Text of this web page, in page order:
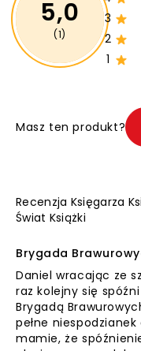
5,0
(1)
3
2
1
Masz ten produkt?
Recenzja Księgarza
Świat Książki
Brygada
Daniel wracając ze
raz kolejny się
Brygadą
pełne
mamie, że